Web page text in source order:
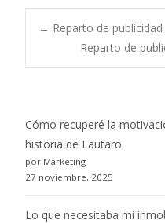
Post
← Reparto de
Reparto de
Cómo recuperé la
historia de Lautaro
por Marketing
27 noviembre, 2025
Lo que necesitaba mi